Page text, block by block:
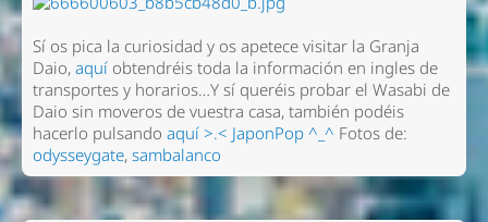
Sí os pica la curiosidad y os apetece visitar la Granja
Daio,aquí obtendréis toda la información en ingles de
transportes y horarios…Y sí queréis probar el Wasabi de
Daio sin moveros de vuestra casa, también podéis
hacerlo pulsando aquí >.< JaponPop ^_^ Fotos de:
odysseygate,sambalanco